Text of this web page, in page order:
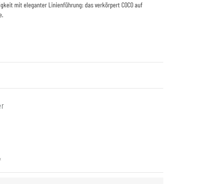
mit eleganter Linienführung: das verkörpert COCO auf